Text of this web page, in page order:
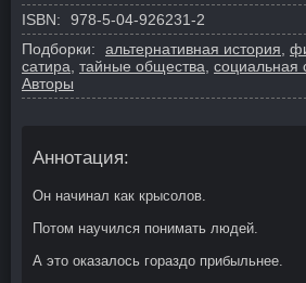
ISBN:
978-5-04-926231-2
Подборки:
альтернативная история
сатира тайные общества социальная
Авторы
Аннотация:
Он начинал как крысолов.
Потом научился понимать людей.
А это оказалось гораздо прибыльнее.